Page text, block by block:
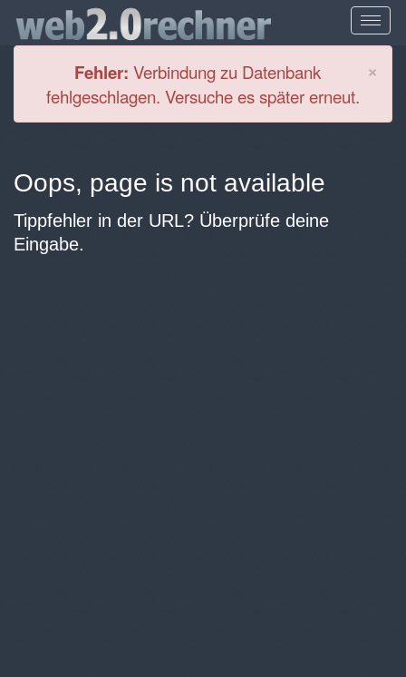
×
Fehler: Verbindung zu Datenbank
fehlgeschlagen. Versuche es später erneut.
Oops, page is not available
Tippfehler in der URL? Überprüfe deine
Eingabe.